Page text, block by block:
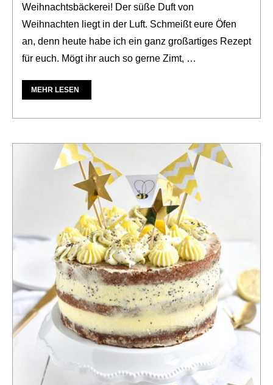
Weihnachtsbäckerei! Der süße Duft von
Weihnachten liegt in der Luft. Schmeißt eure Öfen
an, denn heute habe ich ein ganz großartiges Rezept
für euch. Mögt ihr auch so gerne Zimt, …
MEHR LESEN